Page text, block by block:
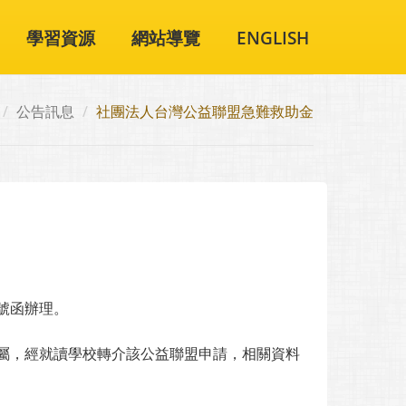
學習資源 網站導覽 ENGLISH
公告訊息 社團法人台灣公益聯盟急難救助金
辦理。
經就讀學校轉介該公益聯盟申請，相關資料